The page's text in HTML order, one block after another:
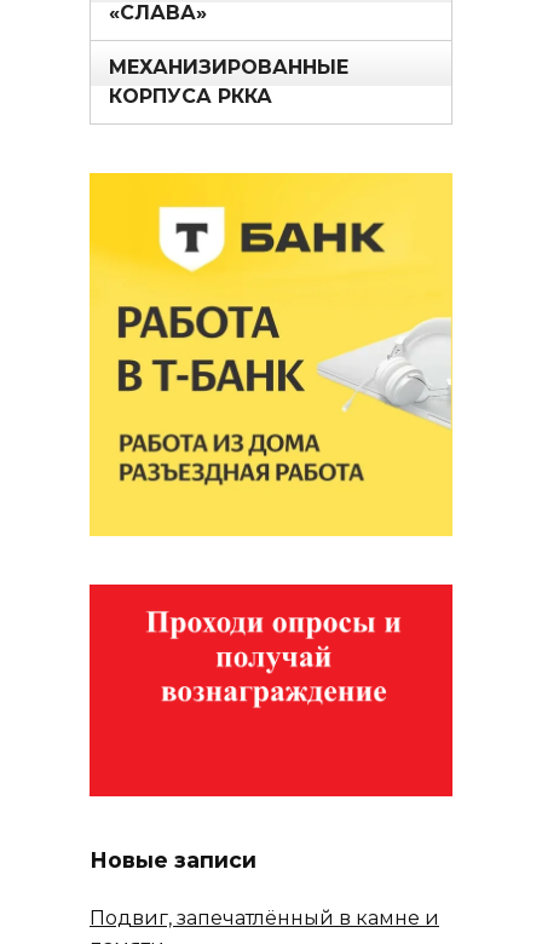
«СЛАВА»
МЕХАНИЗИРОВАННЫЕ
КОРПУСА РККА
Новые записи
Подвиг, запечатлённый в камне и